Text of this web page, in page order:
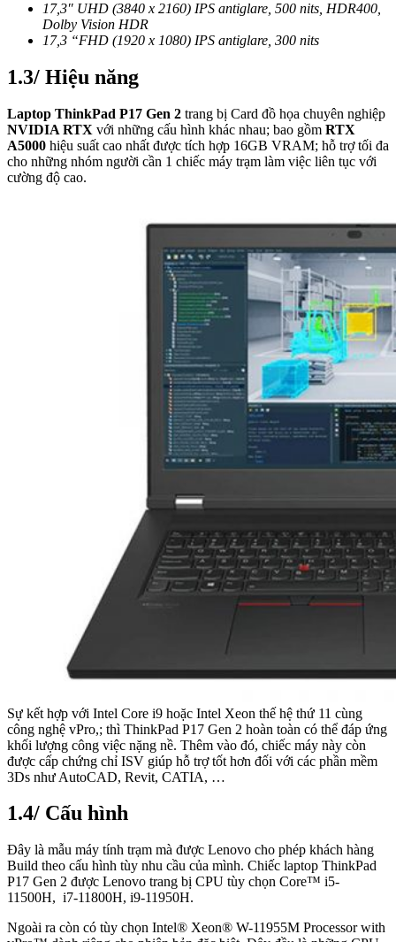
17,3″ UHD (3840 x 2160) IPS antiglare, 500 nits, HDR400,
Dolby Vision HDR
17,3 “FHD (1920 x 1080) IPS antiglare, 300 nits
1.3/ Hiệu năng
Laptop ThinkPad P17 Gen 2 trang bị Card đồ họa chuyên nghiệp
NVIDIA RTX với những cấu hình khác nhau; bao gồm RTX
A5000 hiệu suất cao nhất được tích hợp 16GB VRAM; hỗ trợ tối đa
cho những nhóm người cần 1 chiếc máy trạm làm việc liên tục với
cường độ cao.
Sự kết hợp với Intel Core i9 hoặc Intel Xeon thế hệ thứ 11 cùng
công nghệ vPro,; thì ThinkPad P17 Gen 2 hoàn toàn có thể đáp ứng
khối lượng công việc nặng nề. Thêm vào đó, chiếc máy này còn
được cấp chứng chỉ ISV giúp hỗ trợ tốt hơn đối với các phần mềm
3Ds như AutoCAD, Revit, CATIA, …
1.4/ Cấu hình
Đây là mẫu máy tính trạm mà được Lenovo cho phép khách hàng
Build theo cấu hình tùy nhu cầu của mình. Chiếc laptop ThinkPad
P17 Gen 2 được Lenovo trang bị CPU tùy chọn Core™ i5-
11500H, i7-11800H, i9-11950H.
Ngoài ra còn có tùy chọn Intel® Xeon® W-11955M Processor with